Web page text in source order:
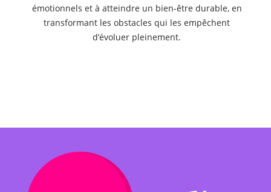
émotionnels et à atteindre un bien-être durable, en
transformant les obstacles qui les empêchent
d’évoluer pleinement.